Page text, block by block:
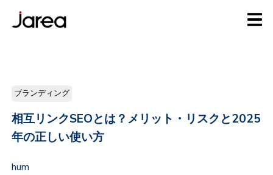
ブランディング
相互リンクSEOとは？メリット・リスクと2025
年の正しい使い方
hum